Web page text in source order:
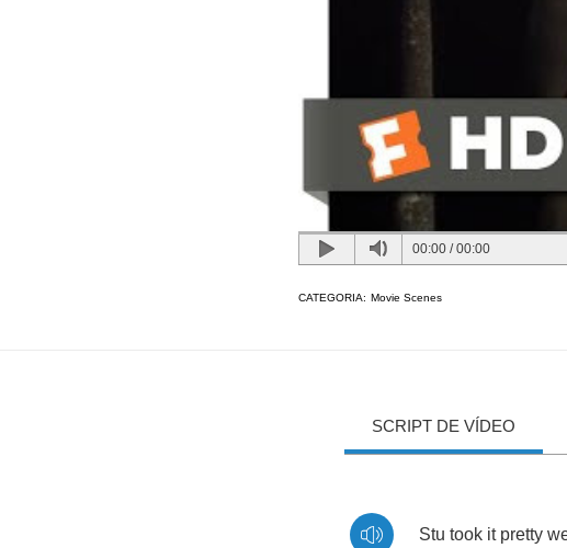
00:00 /00:00
CATEGORIA: Movie Scenes
SCRIPT DE VÍDEO
Stu took it pretty